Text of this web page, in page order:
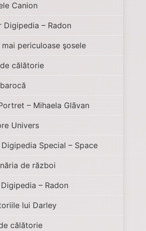
Canion
Digipedia – Radon
mai periculoase şosele
călătorie
– Mihaela Glãvan
Univers
Special – Space
de război
– Radon
lui Darley
călătorie